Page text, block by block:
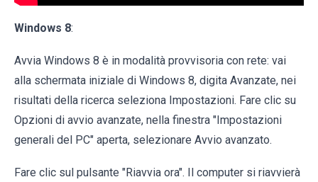
Windows 8:
Avvia Windows 8 è in modalità provvisoria con rete: vai
alla schermata iniziale di Windows 8, digita Avanzate, nei
risultati della ricerca seleziona Impostazioni. Fare clic su
Opzioni di avvio avanzate, nella finestra "Impostazioni
generali del PC" aperta, selezionare Avvio avanzato.
Fare clic sul pulsante "Riavvia ora". Il computer si riavvierà